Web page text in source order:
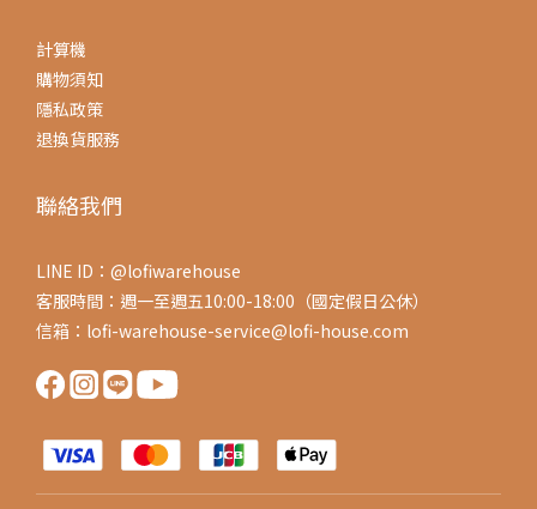
計算機
購物須知
隱私政策
退換貨服務
聯絡我們
LINE ID：@lofiwarehouse
客服時間：週一至週五10:00-18:00（國定假日公休）
信箱：lofi-warehouse-service@lofi-house.com